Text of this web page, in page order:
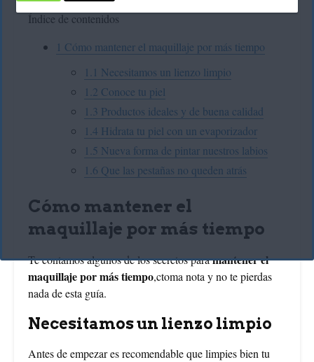
Índice de contenidos
1 Cómo mantener el maquillaje por más tiempo
1.1 Necesitamos un lienzo limpio
1.2 Conoce tu piel
1.3 Productos ideales y de buena calidad
1.4 Hidrata tu piel con un evaporizador
1.5 Nueva forma de pintar nuestros labios
1.6 Que las pestañas no queden atrás
Cómo mantener el
maquillaje por más tiempo
Te contamos algunos de los secretos paramantener el
maquillaje por más tiempo,ctoma nota y no te pierdas
nada de esta guía.
Necesitamos un lienzo limpio
Antes de empezar es recomendable que limpies bien tu